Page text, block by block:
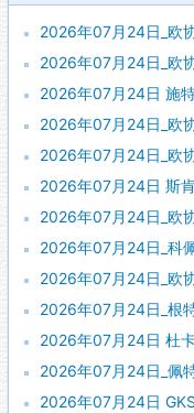
2026年07月24日_欧协联
2026年07月24日_欧协联
2026年07月24日 施特拉森
2026年07月24日_欧协联
2026年07月24日_欧协联
2026年07月24日 斯肯迪
2026年07月24日_欧协联
2026年07月24日_科佩尔
2026年07月24日_欧协联 卢多
2026年07月24日_根特
2026年07月24日 杜卡吉
2026年07月24日_佩特罗古VS
2026年07月24日 GKS卡